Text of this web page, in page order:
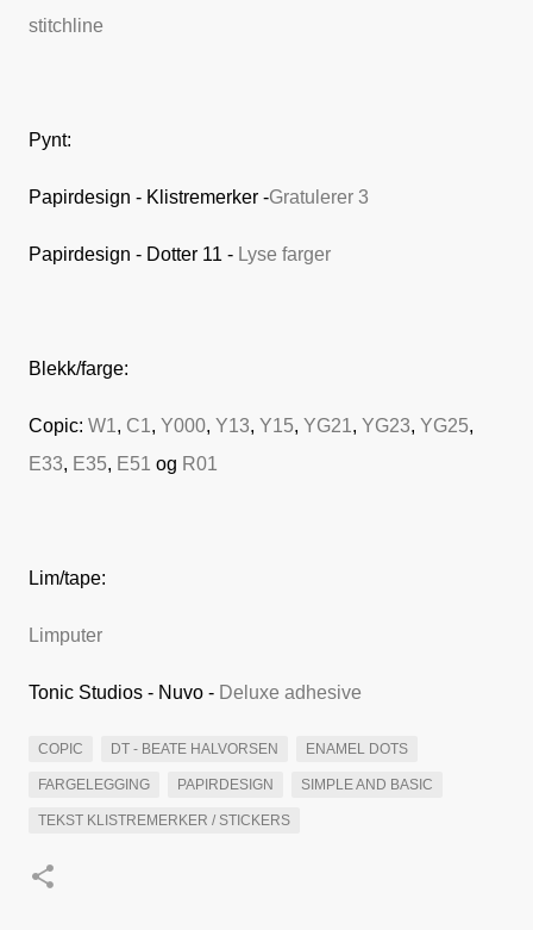
stitchline
Pynt:
Papirdesign - Klistremerker -Gratulerer 3
Papirdesign - Dotter 11 - Lyse farger
Blekk/farge:
Copic: W1, C1, Y000, Y13, Y15, YG21, YG23, YG25,
E33, E35, E51 og R01
Lim/tape:
Limputer
Tonic Studios - Nuvo - Deluxe adhesive
COPIC DT - BEATE HALVORSEN ENAMEL DOTS
FARGELEGGING PAPIRDESIGN SIMPLE AND BASIC
TEKST KLISTREMERKER / STICKERS